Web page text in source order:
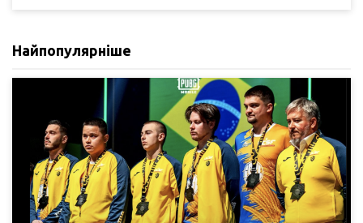
Найпопулярніше